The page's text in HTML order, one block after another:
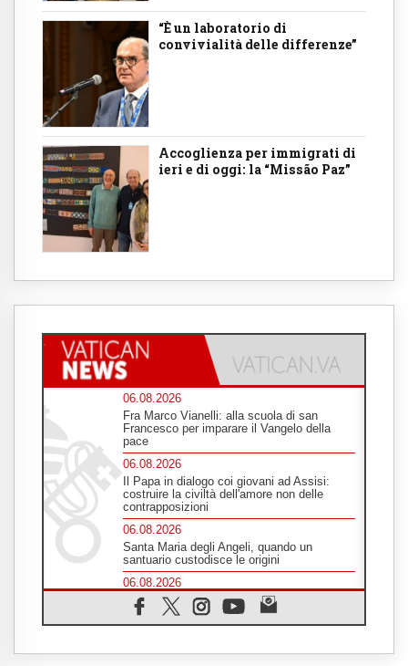
“È un laboratorio di
convivialità delle differenze”
Accoglienza per immigrati di
ieri e di oggi: la “Missão Paz”
06.08.2026
Fra Marco Vianelli: alla scuola di san
Francesco per imparare il Vangelo della
pace
06.08.2026
Il Papa in dialogo coi giovani ad Assisi:
costruire la civiltà dell'amore non delle
contrapposizioni
06.08.2026
Santa Maria degli Angeli, quando un
santuario custodisce le origini
06.08.2026
Libano, colloqui di Roma sospesi tra nuove
tensioni e raid nel sud
Medio Oriente, intesa tra Iran e Oman sullo